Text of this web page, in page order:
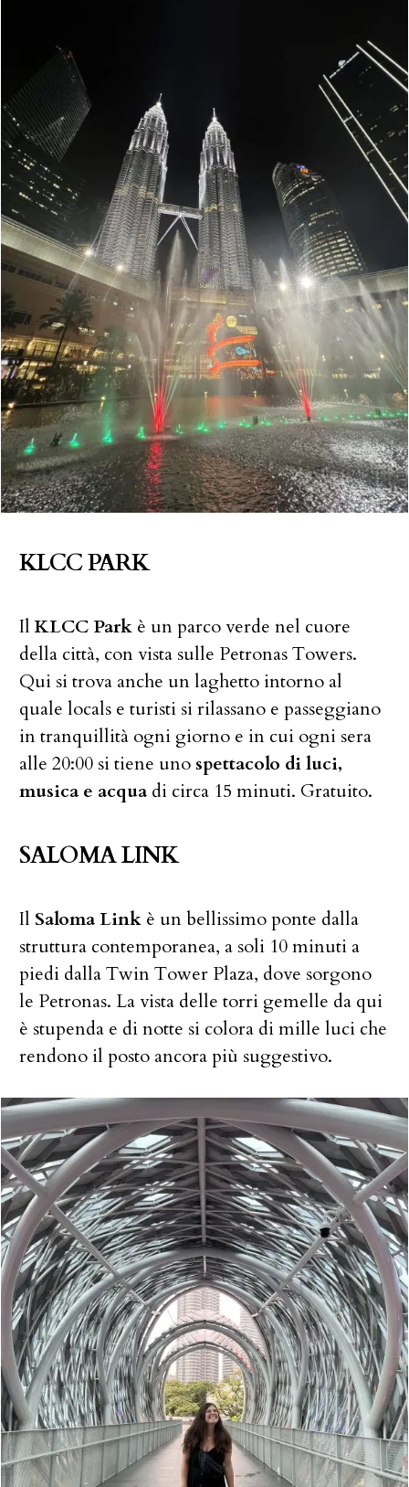
KLCC PARK
Il KLCC Park è un parco verde nel cuore
della città, con vista sulle Petronas Towers.
Qui si trova anche un laghetto intorno al
quale locals e turisti si rilassano e passeggiano
in tranquillità ogni giorno e in cui ogni sera
alle 20:00 si tiene uno spettacolo di luci,
musica e acqua di circa 15 minuti. Gratuito.
SALOMA LINK
Il Saloma Link è un bellissimo ponte dalla
struttura contemporanea, a soli 10 minuti a
piedi dalla Twin Tower Plaza, dove sorgono
le Petronas. La vista delle torri gemelle da qui
è stupenda e di notte si colora di mille luci che
rendono il posto ancora più suggestivo.